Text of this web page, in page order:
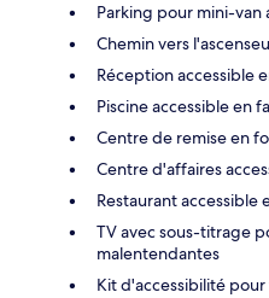
Parking pour mini-van
Chemin vers
Réception accessible
Piscine accessible en
Centre de remise en
Centre d'affaires
Restaurant accessible
TV avec sous-titrage
malentendantes
Kit d'accessibilité